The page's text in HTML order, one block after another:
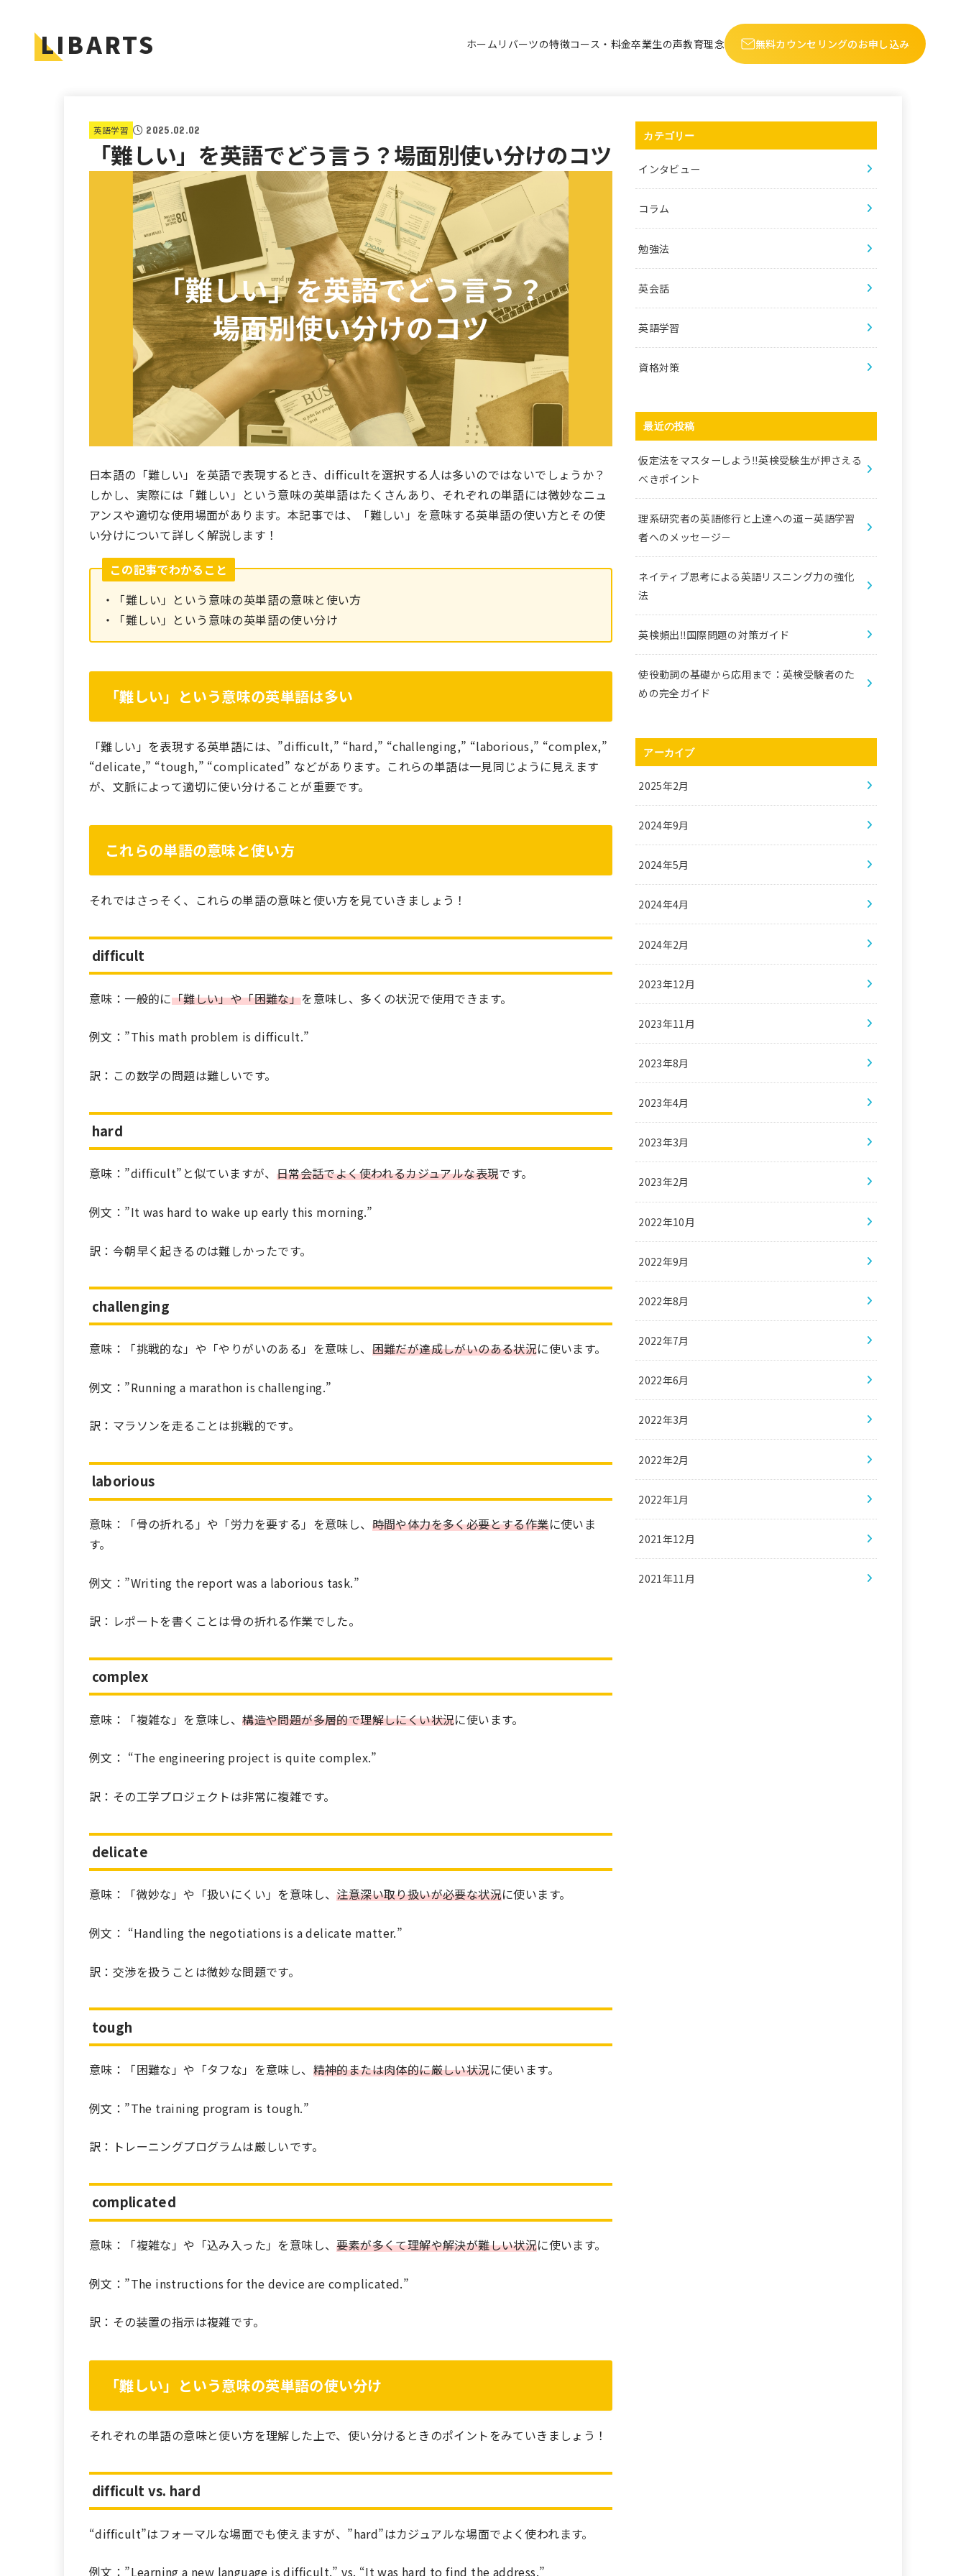
LIBARTS ホーム リバーツの特徴コース・料金卒業生の声教育理念 無料カウンセリングのお申し込み
英語学習 2025.02.02
「難しい」を英語でどう言う？場面別使い分けのコツ
日本語の「難しい」を英語で表現するとき、difficultを選択する人は多いのではないでしょうか？
しかし、実際には「難しい」という意味の英単語はたくさんあり、それぞれの単語には微妙なニュ
アンスや適切な使用場面があります。本記事では、「難しい」を意味する英単語の使い方とその使
い分けについて詳しく解説します！
この記事でわかること
・「難しい」という意味の英単語の意味と使い方
・「難しい」という意味の英単語の使い分け
「難しい」という意味の英単語は多い
「難しい」を表現する英単語には、”difficult,” “hard,” “challenging,” “laborious,” “complex,”
“delicate,” “tough,” “complicated” などがあります。これらの単語は一見同じように見えます
が、文脈によって適切に使い分けることが重要です。
これらの単語の意味と使い方
それではさっそく、これらの単語の意味と使い方を見ていきましょう！
difficult
意味：一般的に「難しい」や「困難な」を意味し、多くの状況で使用できます。
例文：”This math problem is difficult.”
訳：この数学の問題は難しいです。
hard
意味：”difficult”と似ていますが、 日常会話でよく使われるカジュアルな表現です。
例文：”It was hard to wake up early this morning.”
訳：今朝早く起きるのは難しかったです。
challenging
意味：「挑戦的な」や「やりがいのある」を意味し、 困難だが達成しがいのある状況に使います。
例文：”Running a marathon is challenging.”
訳：マラソンを走ることは挑戦的です。
laborious
意味：「骨の折れる」や「労力を要する」を意味し、 時間や体力を多く必要とする作業に使いま
す。
例文：”Writing the report was a laborious task.”
訳：レポートを書くことは骨の折れる作業でした。
complex
意味：「複雑な」を意味し、構造や問題が多層的で理解しにくい状況に使います。
例文： “The engineering project is quite complex.”
訳：その工学プロジェクトは非常に複雑です。
delicate
意味：「微妙な」や「扱いにくい」を意味し、注意深い取り扱いが必要な状況に使います。
例文： “Handling the negotiations is a delicate matter.”
訳：交渉を扱うことは微妙な問題です。
tough
意味：「困難な」や「タフな」を意味し、 精神的または肉体的に厳しい状況に使います。
例文：”The training program is tough.”
訳：トレーニングプログラムは厳しいです。
complicated
意味：「複雑な」や「込み入った」を意味し、要素が多くて理解や解決が難しい状況に使います。
例文：”The instructions for the device are complicated.”
訳：その装置の指示は複雑です。
「難しい」という意味の英単語の使い分け
それぞれの単語の意味と使い方を理解した上で、使い分けるときのポイントをみていきましょう！
difficult vs. hard
“difficult”はフォーマルな場面でも使えますが、”hard”はカジュアルな場面でよく使われます。
例文：”Learning a new language is difficult.” vs. “It was hard to find the address.”
カテゴリー
インタビュー
コラム
勉強法
英会話
英語学習
資格対策
最近の投稿
仮定法をマスターしよう‼️英検受験生が押さえる
べきポイント
理系研究者の英語修行と上達への道－英語学習
者へのメッセージ－
ネイティブ思考による英語リスニング力の強化
法
英検頻出‼️国際問題の対策ガイド
使役動詞の基礎から応用まで：英検受験者のた
めの完全ガイド
アーカイブ
2025年2月
2024年9月
2024年5月
2024年4月
2024年2月
2023年12月
2023年11月
2023年8月
2023年4月
2023年3月
2023年2月
2022年10月
2022年9月
2022年8月
2022年7月
2022年6月
2022年3月
2022年2月
2022年1月
2021年12月
2021年11月